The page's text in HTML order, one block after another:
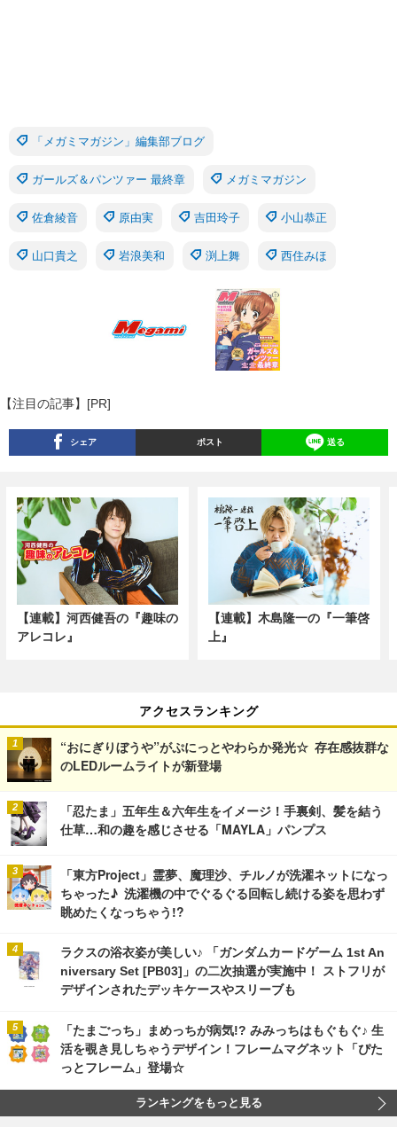
「メガミマガジン」編集部ブログ
ガールズ＆パンツァー 最終章 メガミマガジン
佐倉綾音 原由実 吉田玲子 小山恭正
山口貴之 岩浪美和 渕上舞 西住みほ
【注目の記事】[PR]
シェア ポスト 送る
【連載】河西健吾の『趣味の
アレコレ』
【連載】木島隆一の『一筆啓
上』
アクセスランキング
“おにぎりぼうや”がぷにっとやわらか発光☆ 存在感抜群な
のLEDルームライトが新登場
「忍たま」五年生＆六年生をイメージ！手裏剣、髪を結う
仕草…和の趣を感じさせる「MAYLA」パンプス
「東方Project」霊夢、魔理沙、チルノが洗濯ネットになっ
ちゃった♪ 洗濯機の中でぐるぐる回転し続ける姿を思わず
眺めたくなっちゃう!?
ラクスの浴衣姿が美しい♪ 「ガンダムカードゲーム 1st An
niversary Set [PB03]」の二次抽選が実施中！ ストフリが
デザインされたデッキケースやスリーブも
「たまごっち」まめっちが病気!? みみっちはもぐもぐ♪ 生
活を覗き見しちゃうデザイン！フレームマグネット「ぴた
っとフレーム」登場☆
ランキングをもっと見る